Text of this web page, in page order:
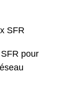
SFR
pour